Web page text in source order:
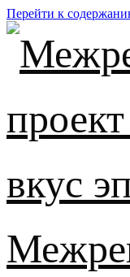
Перейти к